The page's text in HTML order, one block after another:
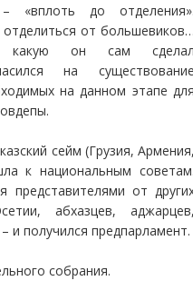
«вплоть до
от
какую он сам
на
на данном этапе
сейм (Грузия,
к национальным
представителями от
абхазцев,
и получился предпарламент.
собрания.